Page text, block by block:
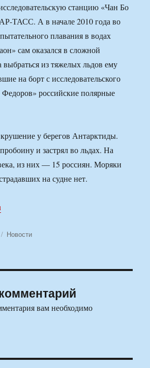
станцию «Чан Бо
ТАСС. А в начале 2010 года во
плавания в водах
сам оказался в сложной
выбраться из тяжелых льдов ему
на борт с исследовательского
российские полярные
у берегов Антарктиды.
и застрял во льдах. На
из них — 15 россиян. Моряки
на судне нет.
Рубрики
Новости
вам необходимо